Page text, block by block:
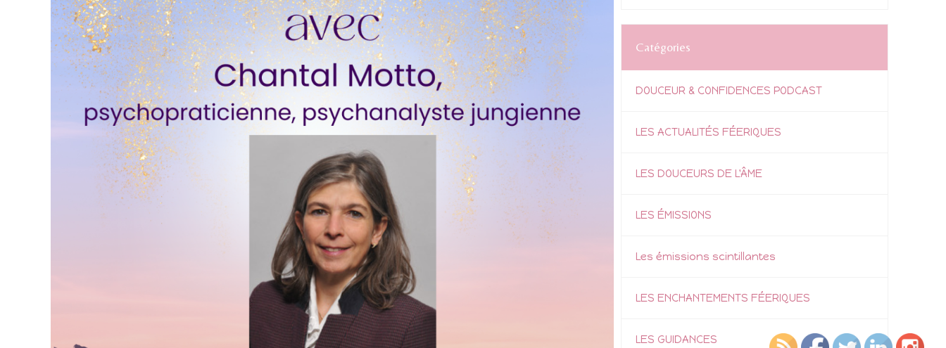
Catégories
DOUCEUR & CONFIDENCES PODCAST
LES ACTUALITÉS FÉERIQUES
LES DOUCEURS DE L'ÂME
LES ÉMISSIONS
Les émissions scintillantes
LES ENCHANTEMENTS FÉERIQUES
LES GUIDANCES